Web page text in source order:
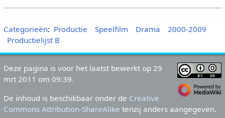
Categorieën: Productie Speelfilm Drama
2000-2009
Productielijst B
Deze pagina is voor het laatst bewerkt op 29
mrt 2011 om 09:39.
De inhoud is beschikbaar onder de Creative
Commons Attribution-ShareAlike tenzij anders aangegeven.